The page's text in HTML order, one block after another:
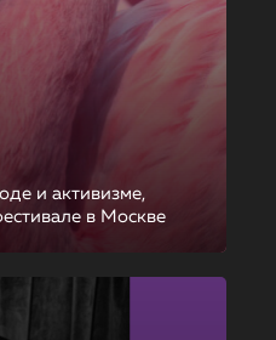
и активизме,
в Москве